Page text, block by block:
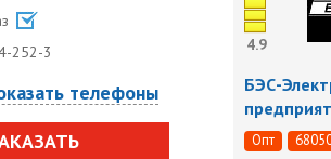
252-3
телефоны
4.9
БЭС-
Опт